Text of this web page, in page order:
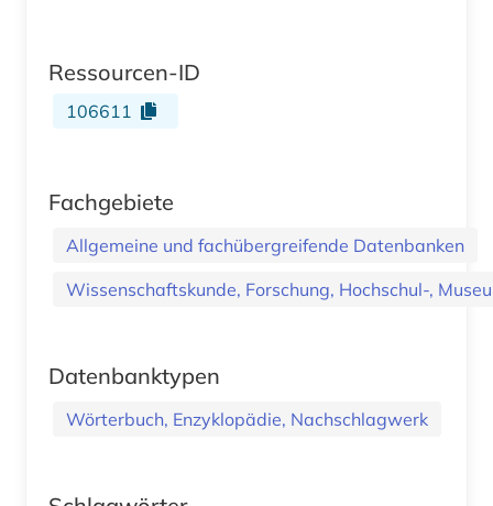
Ressourcen-ID
106611
Fachgebiete
Allgemeine und fachübergreifende Datenbanken
Wissenschaftskunde, Forschung, Hochschul-,
Datenbanktypen
Wörterbuch, Enzyklopädie, Nachschlagwerk